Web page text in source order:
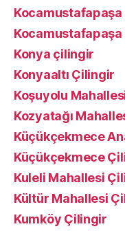
Kocamustafapaşa
Konya çilingir
Konyaaltı Çilingir
Koşuyolu
Kozyatağı
Küçükçekmece
Küçükçekmece
Kuleli Mahallesi
Kültür Mahallesi
Kumköy Çilingir